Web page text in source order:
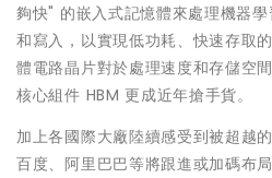
夠快" 的嵌入式記憶體來處理機器
和寫入，以實現低功耗、快速存取
體電路晶片對於處理速度和存儲空
核心組件 HBM 更成近年搶手貨。
加上各國際大廠陸續感受到被超越
百度、阿里巴巴等將跟進或加碼布